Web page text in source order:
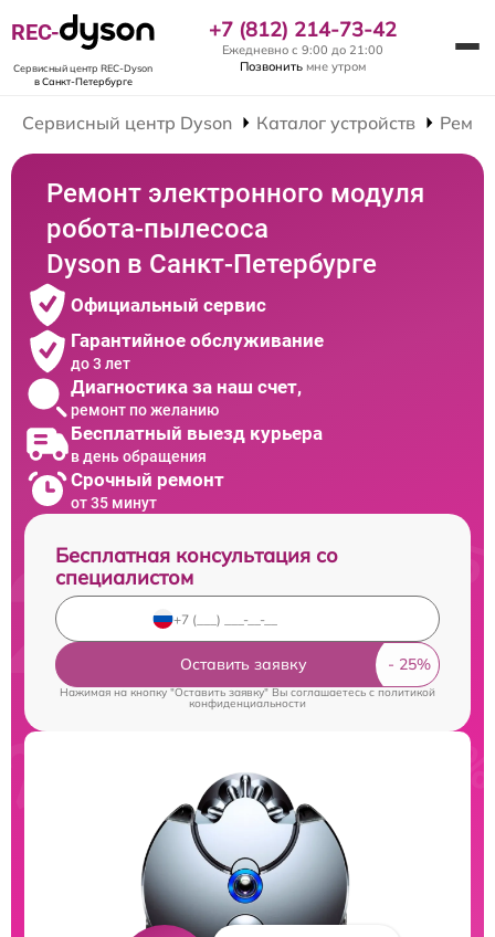
REC-
Сервисный центр REC-Dyson
в Санкт-Петербурге
+7 (812) 214-73-42
Ежедневно с 9:00 до 21:00
Позвонить мне утром
Сервисный центр Dyson Каталог устройств
Ремонт электронного модуля
робота-пылесоса
Dyson в Санкт-Петербурге
Официальный сервис
Гарантийное обслуживание
до 3 лет
Диагностика за наш счет,
ремонт по желанию
Бесплатный выезд курьера
в день обращения
Срочный ремонт
от 35 минут
Бесплатная консультация со
специалистом
Оставить заявку
Нажимая на кнопку "Оставить заявку" Вы соглашаетесь cполитикой
конфиденциальности